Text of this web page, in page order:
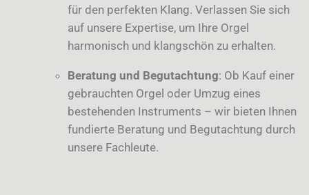
für den perfekten Klang. Verlassen Sie sich
auf unsere Expertise, um Ihre Orgel
harmonisch und klangschön zu erhalten.
Beratung und Begutachtung: Ob Kauf einer
gebrauchten Orgel oder Umzug eines
bestehenden Instruments – wir bieten Ihnen
fundierte Beratung und Begutachtung durch
unsere Fachleute.